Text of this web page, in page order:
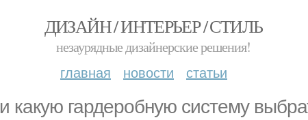
ДИЗАЙН / ИНТЕРЬЕР / СТИЛЬ
незаурядные дизайнерские решения!
главная новости статьи
какую гардеробную систему